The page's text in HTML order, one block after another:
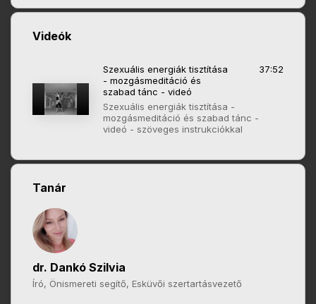
Videók
Szexuális energiák tisztítása
- mozgásmeditáció és
szabad tánc - videó
37:52
Szexuális energiák tisztítása -
mozgásmeditáció és szabad tánc -
videó - szöveges instrukciókkal
Tanár
dr. Dankó Szilvia
Író, Önismereti segítő, Esküvői szertartásvezető